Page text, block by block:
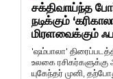
சக்திவாய்ந்த
நடிக்கும்
மிரளவைக்கும்
'ஷம்பாலா'
உலகை ரசிகர்களுக்கு
யுகேந்தர் முனி,